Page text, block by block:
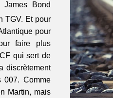
Bond
TGV. Et pour
pour
faire plus
qui sert de
discrètement
007. Comme
Martin, mais